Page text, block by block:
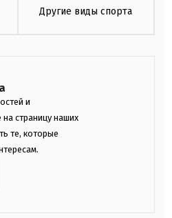
Другие виды спорта
и
страницу наших
те, которые